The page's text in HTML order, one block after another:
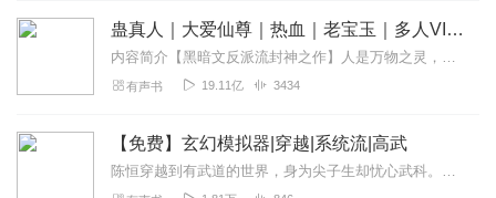
我的玄幻模拟器，作者斟酒独酌，74万字
2022-08-13
小说开始就没解释清楚，哪段是模拟哪儿是现实，而且还是
蛊真人｜大爱仙尊｜热血｜老宝玉｜多人VIP免费有声剧
内容简介【黑暗文反派流封神之作】人是万物之灵，蛊是天地真精。一个穿越者不断重生的故事。一个养蛊、炼蛊、用蛊的奇特世界。配音组（男角色）老宝玉旁白...
有声书 19.11亿 3434
【免费】玄幻模拟器|穿越|系统流|高武
陈恒穿越到有武道的世界，身为尖子生却忧心武科。他穿越自带点数，达二十点后开启玄幻模拟器，可选择不同出身进行模拟。家庭情况复杂，姐姐行事出格。他将借模拟器在新世界...